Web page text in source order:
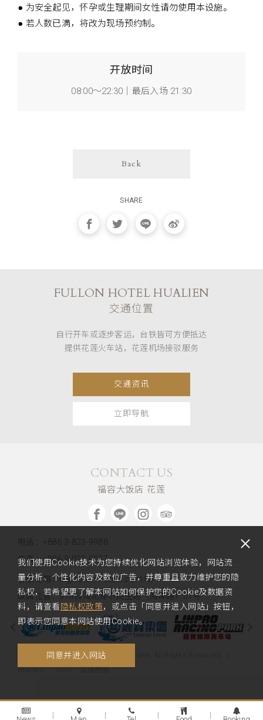
● 为安全起见，怀孕或生理期间女性请勿使用本设施。
● 若人数已满，将改为现场预约制。
开放时间
08:00～22:30｜最后入场 21:30
Back
SHARE
FULLON HOTEL HUALIEN
交通位置
自行开车或逐步客运，台铁皆可方便抵达
提供花莲火车站，花莲机场接驳服务
交通资讯
立即导航
CONTACT US
福容大饭店 花莲
电话：+886 3-823-9988
传真：+886 3-823-0077
客服信箱：hl@fullon-hotels.com.tw
饭店位置： 970台湾花莲市民生路（海岸路）51号
Copyright 2020 Fullon Hotels & Resorts. All Rights Reserved.
網頁設計‧iBest 法律声明
我们使用Cookie技术为您持续优化网站浏览体验，网站流
量分析、个性化内容及数位广告，并尊重且致力维护您的隐
私权，若希望更了解本网站如何保护您的Cookie及数据资
料，请查看 隐私权政策，或点击「同意并进入网站」按钮，
即表示您同意本网站使用Cookie。
同意并进入网站